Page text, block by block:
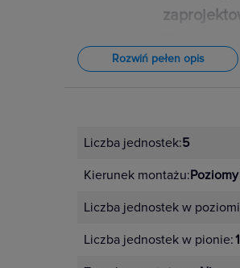
Twojego
W przypadku
czarnym,
kompozycje
można
Rozwiń pełen opis
Liczba jednostek:5
Kierunek montażu:
Liczba jednostek w
Liczba jednostek w pionie:1